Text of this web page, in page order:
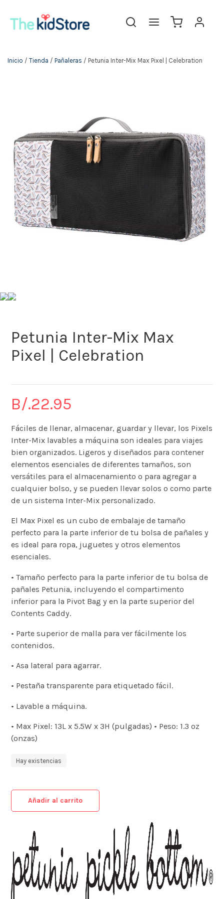
Inicio / Tienda / Pañaleras / Petunia Inter-Mix Max Pixel | Celebration
Petunia Inter-Mix Max
Pixel | Celebration
B/.22.95
Fáciles de llenar, almacenar, guardar y llevar, los Pixels
Inter-Mix lavables a máquina son ideales para viajes
bien organizados. Ligeros y diseñados para contener
elementos esenciales de diferentes tamaños, son
versátiles para el almacenamiento o para agregar a
cualquier bolso, y se pueden llevar solos o como parte
de un sistema Inter-Mix personalizado.
El Max Pixel es un cubo de embalaje de tamaño
perfecto para la parte inferior de tu bolsa de pañales y
es ideal para ropa, juguetes y otros elementos
esenciales.
• Tamaño perfecto para la parte inferior de tu bolsa de
pañales Petunia, incluyendo el compartimento
inferior para la Pivot Bag y en la parte superior del
Contents Caddy.
• Parte superior de malla para ver fácilmente los
contenidos.
• Asa lateral para agarrar.
• Pestaña transparente para etiquetado fácil.
• Lavable a máquina.
• Max Pixel: 13L x 5.5W x 3H (pulgadas) • Peso: 1.3 oz
(onzas)
Hay existencias
Añadir al carrito